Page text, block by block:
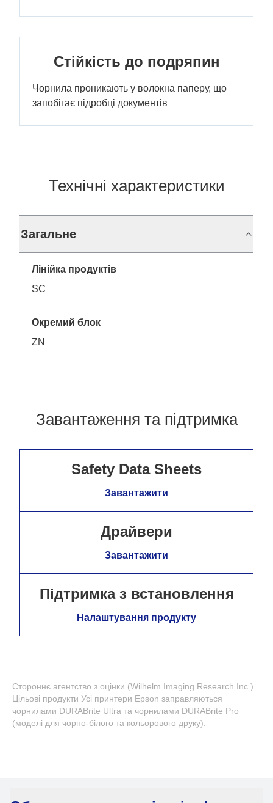
Стійкість до подряпин
Чорнила проникають у волокна паперу, що
запобігає підробці документів
Технічні характеристики
Загальне
Лінійка продуктів
SC
Окремий блок
ZN
Завантаження та підтримка
Safety Data Sheets
Завантажити
Драйвери
Завантажити
Підтримка з встановлення
Налаштування продукту
Стороннє агентство з оцінки (Wilhelm Imaging Research Inc.)
Цільові продукти Усі принтери Epson заправляються
чорнилами DURABrite Ultra та чорнилами DURABrite Pro
(моделі для чорно-білого та кольорового друку).